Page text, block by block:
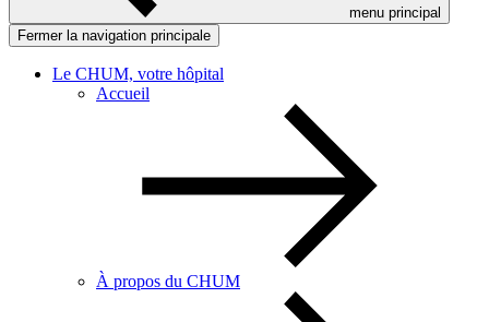
menu principal
Fermer la navigation principale
Le CHUM, votre hôpital
Accueil
À propos du CHUM